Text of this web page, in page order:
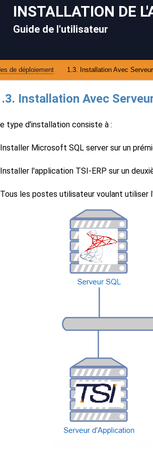
INSTALLATION DE
Guide de l'utilisateur
de déploiement 1.3. Installation Avec
Installation Avec
type d'installation consiste à :
Microsoft SQL server sur un
l'application TSI-ERP sur un
les postes utilisateur voulant utiliser